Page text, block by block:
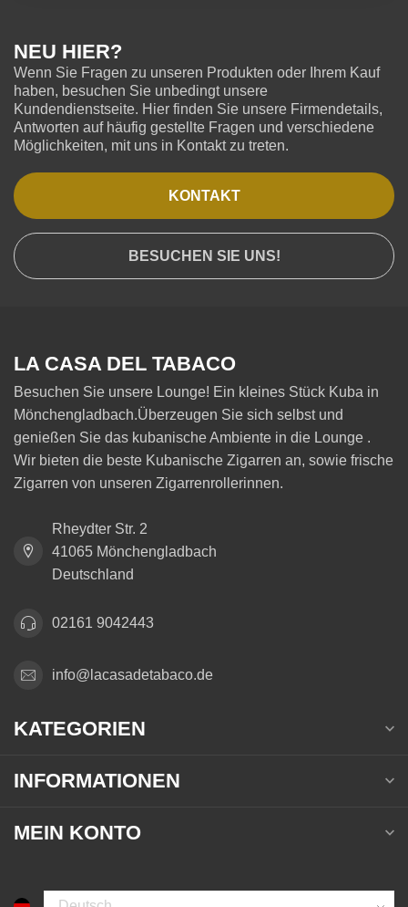
NEU HIER?
Wenn Sie Fragen zu unseren Produkten oder Ihrem Kauf
haben, besuchen Sie unbedingt unsere
Kundendienstseite. Hier finden Sie unsere Firmendetails,
Antworten auf häufig gestellte Fragen und verschiedene
Möglichkeiten, mit uns in Kontakt zu treten.
KONTAKT
BESUCHEN SIE UNS!
LA CASA DEL TABACO
Besuchen Sie unsere Lounge! Ein kleines Stück Kuba in
Mönchengladbach.Überzeugen Sie sich selbst und
genießen Sie das kubanische Ambiente in die Lounge .
Wir bieten die beste Kubanische Zigarren an, sowie frische
Zigarren von unseren Zigarrenrollerinnen.
Rheydter Str. 2
41065 Mönchengladbach
Deutschland
02161 9042443
info@lacasadetabaco.de
KATEGORIEN
INFORMATIONEN
MEIN KONTO